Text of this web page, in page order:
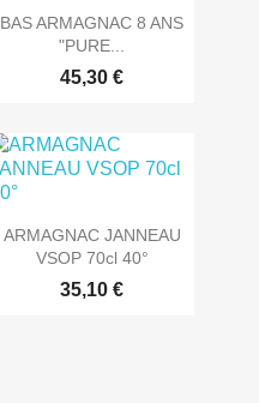
 Aperçu rapide
BAS ARMAGNAC 8 ANS
"PURE...
45,30 €
 Aperçu rapide
ARMAGNAC JANNEAU
VSOP 70cl 40°
35,10 €